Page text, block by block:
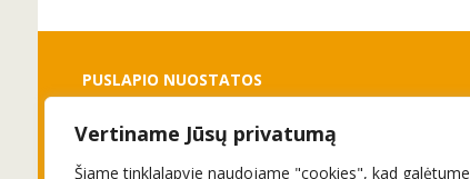
Vertiname Jūsų privatumą
Šiame tinklalapyje naudojame "cookies", kad galėtume
PUSLAPIO NUOSTATOS
Slapukai
Privatumo politika